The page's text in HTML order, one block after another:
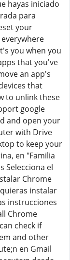
hayas iniciado
para
your
you when you
that you've
an app's
that
to unlink these
google
and open your
with Drive
to keep your
en "Familia
Selecciona el
Chrome
instalar
instrucciones
Chrome
check if
and other
en Gmail